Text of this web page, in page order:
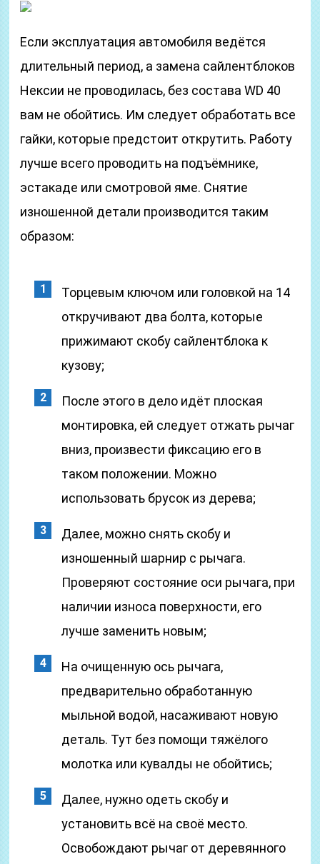
Если эксплуатация автомобиля ведётся
длительный период, а замена сайлентблоков
Нексии не проводилась, без состава WD 40
вам не обойтись. Им следует обработать все
гайки, которые предстоит открутить. Работу
лучше всего проводить на подъёмнике,
эстакаде или смотровой яме. Снятие
изношенной детали производится таким
образом:
Торцевым ключом или головкой на 14
откручивают два болта, которые
прижимают скобу сайлентблока к
кузову;
После этого в дело идёт плоская
монтировка, ей следует отжать рычаг
вниз, произвести фиксацию его в
таком положении. Можно
использовать брусок из дерева;
Далее, можно снять скобу и
изношенный шарнир с рычага.
Проверяют состояние оси рычага, при
наличии износа поверхности, его
лучше заменить новым;
На очищенную ось рычага,
предварительно обработанную
мыльной водой, насаживают новую
деталь. Тут без помощи тяжёлого
молотка или кувалды не обойтись;
Далее, нужно одеть скобу и
установить всё на своё место.
Освобождают рычаг от деревянного